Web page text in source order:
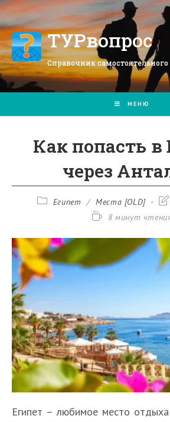
Перейти
к
содержимомуТУРвопрос
Справочник самостоятельного
МЕНЮ
Как попасть в
через
РубрикаЕгипет / Места [OLD]
Время8 минут
Египет – любимое место отдыха